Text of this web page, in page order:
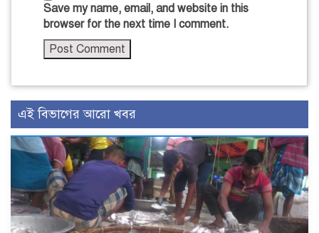
Save my name, email, and website in this
browser for the next time I comment.
এই বিভাগের আরো খবর